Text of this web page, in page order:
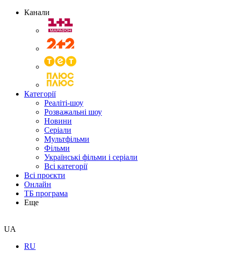
Канали
Категорії
Реаліті-шоу
Розважальні шоу
Новини
Серіали
Мультфільми
Фільми
Українські фільми і серіали
Всі категорії
Всі проєкти
Онлайн
ТБ програма
Еще
UA
RU